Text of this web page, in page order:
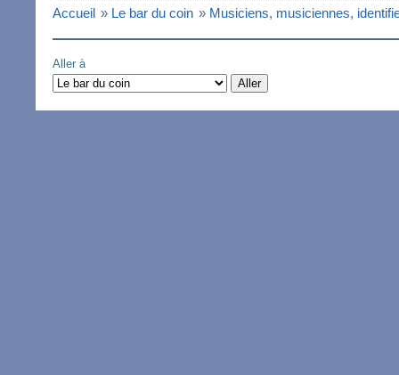
Accueil » Le bar du coin » Musiciens, musiciennes,
Aller à